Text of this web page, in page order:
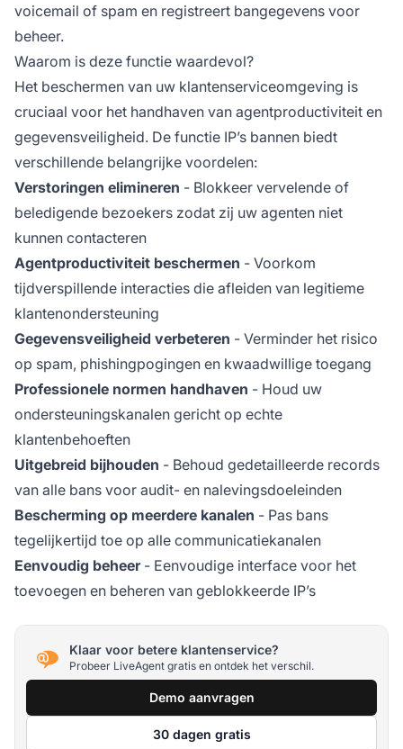
voicemail of spam en registreert bangegevens voor
beheer.
Waarom is deze functie waardevol?
Het beschermen van uw klantenserviceomgeving is
cruciaal voor het handhaven van agentproductiviteit en
gegevensveiligheid. De functie IP’s bannen biedt
verschillende belangrijke voordelen:
Verstoringen elimineren - Blokkeer vervelende of
beledigende bezoekers zodat zij uw agenten niet
kunnen contacteren
Agentproductiviteit beschermen - Voorkom
tijdverspillende interacties die afleiden van legitieme
klantenondersteuning
Gegevensveiligheid verbeteren - Verminder het risico
op spam, phishingpogingen en kwaadwillige toegang
Professionele normen handhaven - Houd uw
ondersteuningskanalen gericht op echte
klantenbehoeften
Uitgebreid bijhouden - Behoud gedetailleerde records
van alle bans voor audit- en nalevingsdoeleinden
Bescherming op meerdere kanalen - Pas bans
tegelijkertijd toe op alle communicatiekanalen
Eenvoudig beheer- Eenvoudige interface voor het
toevoegen en beheren van geblokkeerde IP’s
Klaar voor betere klantenservice?
Probeer LiveAgent gratis en ontdek het verschil.
Demo aanvragen
30 dagen gratis